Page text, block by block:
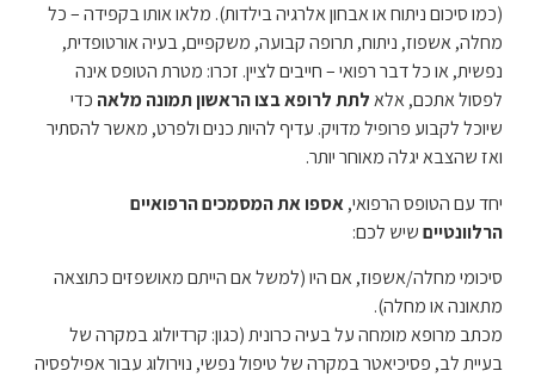
(כמו סיכום ניתוח או אבחון אלרגיה בילדות). מלאו אותו בקפידה – כל
מחלה, אשפוז, ניתוח, תרופה קבועה, משקפיים, בעיה אורטופדית,
נפשית, או כל דבר רפואי – חייבים לציין. זכרו: מטרת הטופס אינה
לפסול אתכם, אלאלתת לרופא בצו הראשון תמונה מלאה כדי
שיוכל לקבוע פרופיל מדויק. עדיף להיות כנים ולפרט, מאשר להסתיר
ואז שהצבא יגלה מאוחר יותר.
יחד עם הטופס הרפואי,אספו את המסמכים הרפואיים
הרלוונטייםשיש לכם:
סיכומי מחלה/אשפוז, אם היו (למשל אם הייתם מאושפזים כתוצאה
מתאונה או מחלה).
מכתב מרופא מומחה על בעיה כרונית (כגון: קרדיולוג במקרה של
בעיית לב, פסיכיאטר במקרה של טיפול נפשי, נוירולוג עבור אפילפסיה